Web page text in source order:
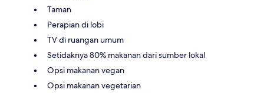
Taman
Perapian di lobi
TV di ruangan umum
Setidaknya 80% makanan dari sumber lokal
Opsi makanan vegan
Opsi makanan vegetarian